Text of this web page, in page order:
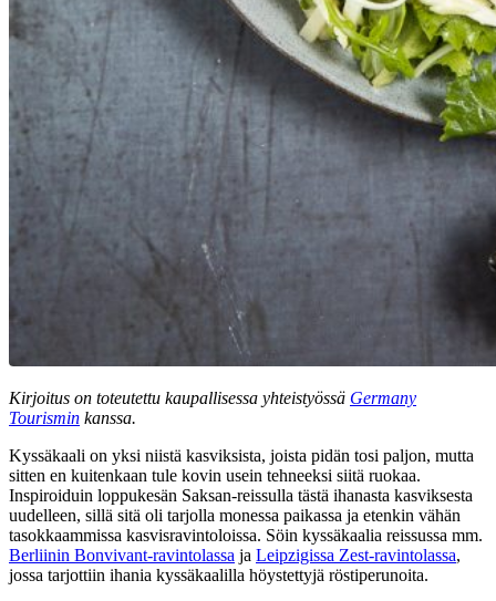
Kirjoitus on toteutettu kaupallisessa yhteistyössä Germany
Tourismin kanssa.
Kyssäkaali on yksi niistä kasviksista, joista pidän tosi paljon, mutta
sitten en kuitenkaan tule kovin usein tehneeksi siitä ruokaa.
Inspiroiduin loppukesän Saksan-reissulla tästä ihanasta kasviksesta
uudelleen, sillä sitä oli tarjolla monessa paikassa ja etenkin vähän
tasokkaammissa kasvisravintoloissa. Söin kyssäkaalia reissussa mm.
Berliinin Bonvivant-ravintolassa ja Leipzigissa Zest-ravintolassa,
jossa tarjottiin ihania kyssäkaalilla höystettyjä röstiperunoita.